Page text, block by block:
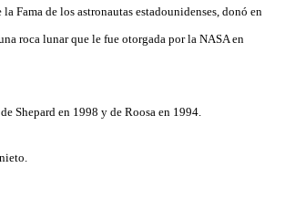
Fama de los astronautas estadounidenses, donó en
roca lunar que le fue otorgada por la NASA en
Shepard en 1998 y de Roosa en 1994.